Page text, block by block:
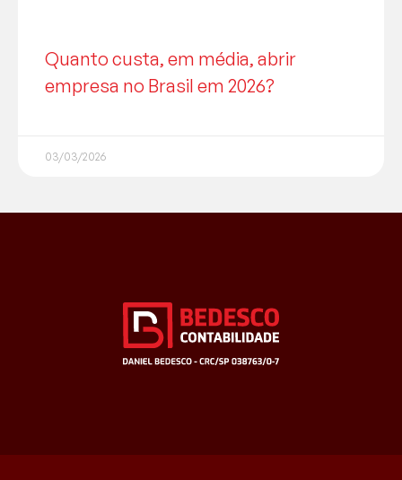
Quanto custa, em média, abrir
empresa no Brasil em 2026?
03/03/2026